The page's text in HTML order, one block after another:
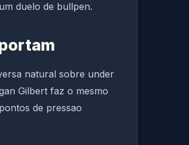
duelo de bullpen.
natural sobre under
Gilbert faz o mesmo
de pressao